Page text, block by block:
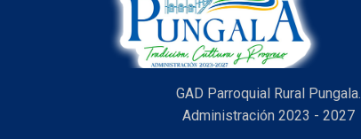
GAD Parroquial Rural Pungala.
Administración 2023 - 2027